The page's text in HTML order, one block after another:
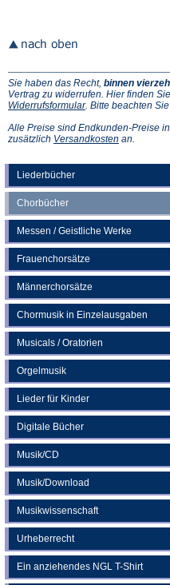
Liederbücher
Chorbücher
Messen / Geistliche Werke
Frauenchorsätze
Männerchorsätze
Chormusik in Einzelausgaben
Musicals / Oratorien
Orgelmusik
Lieder für Kinder
Digitale Bücher
Musik/CD
Musik/Download
Musikwissenschaft
Urheberrecht
Ein anziehendes NGL T-Shirt
Sie haben das Recht, binnen
Vertrag zu widerrufen. Hier finden
Widerrufsformular(Öffnet
einem
neuen
. Bitte beachten
Alle Preise sind Endkunden-Preise
zusätzlich Versandkosten (Öffnet
an.